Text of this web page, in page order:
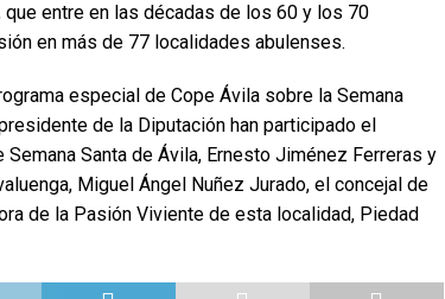
entre en las décadas de los 60 y los 70
en más de 77 localidades abulenses.
especial de Cope Ávila sobre la Semana
de la Diputación han participado el
Santa de Ávila, Ernesto Jiménez Ferreras y
Miguel Ángel Nuñez Jurado, el concejal de
de la Pasión Viviente de esta localidad, Piedad